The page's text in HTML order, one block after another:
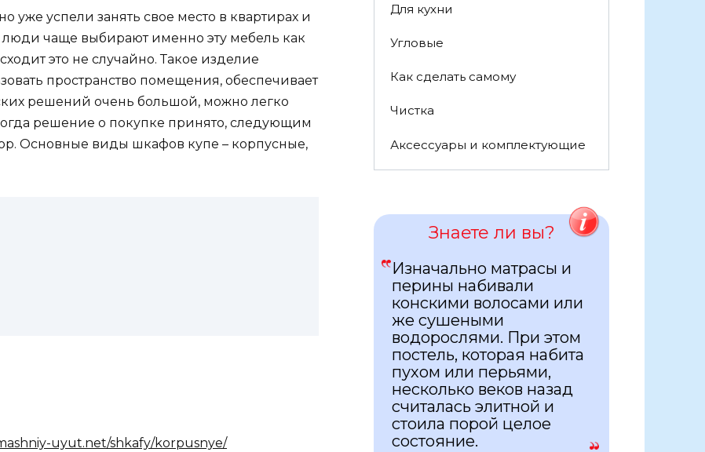
уже успели занять свое место в квартирах и
чаще выбирают именно эту мебель как
это не случайно. Такое изделие
пространство помещения, обеспечивает
решений очень большой, можно легко
решение о покупке принято, следующим
Основные виды шкафов купе – корпусные,
uyut.net/shkafy/korpusnye/
Для кухни
Угловые
Как сделать самому
Чистка
Аксессуары и комплектующие
Знаете ли вы?
Изначально матрасы и
перины набивали
конскими волосами или
же сушеными
водорослями. При этом
постель, которая набита
пухом или перьями,
несколько веков назад
считалась элитной и
стоила порой целое
состояние.